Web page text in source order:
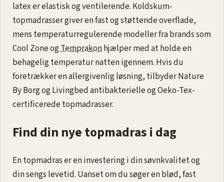
latex er elastisk og ventilerende. Koldskum-
topmadrasser giver en fast og støttende overflade,
mens temperaturregulerende modeller fra brands som
Cool Zone ogTemprakonhjælper med at holde en
behagelig temperatur natten igennem. Hvis du
foretrækker en allergivenlig løsning, tilbyder Nature
By Borg og Livingbed antibakterielle og Oeko-Tex-
certificerede topmadrasser.
Find din nye topmadras i dag
En topmadras er en investering i din søvnkvalitet og
din sengs levetid. Uanset om du søger en blød, fast